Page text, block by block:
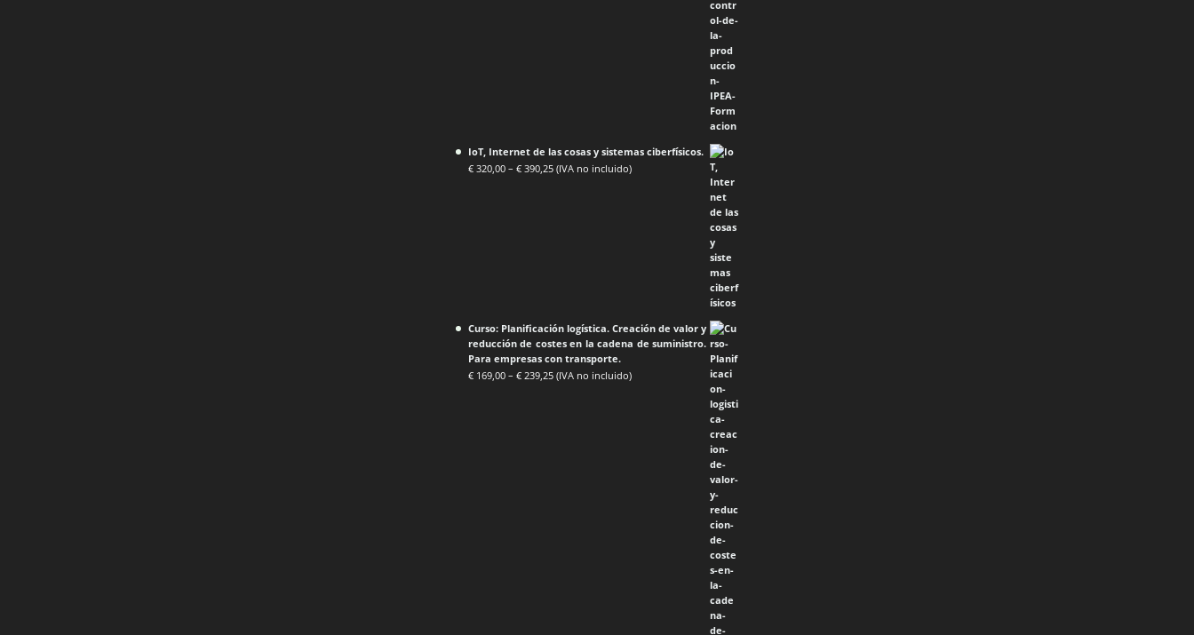
IoT, Internet de las cosas y sistemas ciberfísicos.
€320,00– €390,25 (IVA no incluido)
Curso: Planificación logística. Creación de valor y
reducción de costes en la cadena de suministro.
Para empresas con transporte.
€169,00– €239,25 (IVA no incluido)